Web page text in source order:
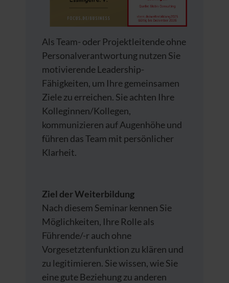
Als Team- oder Projektleitende ohne
Personalverantwortung nutzen Sie
motivierende Leadership-
Fähigkeiten, um Ihre gemeinsamen
Ziele zu erreichen. Sie achten Ihre
Kolleginnen/Kollegen,
kommunizieren auf Augenhöhe und
führen das Team mit persönlicher
Klarheit.
Ziel der Weiterbildung
Nach diesem Seminar kennen Sie
Möglichkeiten, Ihre Rolle als
Führende/-r auch ohne
Vorgesetztenfunktion zu klären und
zu legitimieren. Sie wissen, wie Sie
eine gute Beziehung zu anderen